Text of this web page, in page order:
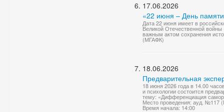
17.06.2026
«22 июня – День
Дата 22 июня имеет в
Великой Отечественной войны
важным актом сохранения
(МГАФК)
18.06.2026
Предварительная
18 июня 2026 года в 14.00
и психологии состоится
тему: «Дифференциация
Место проведения: ауд. №117
Время начала: 14:00